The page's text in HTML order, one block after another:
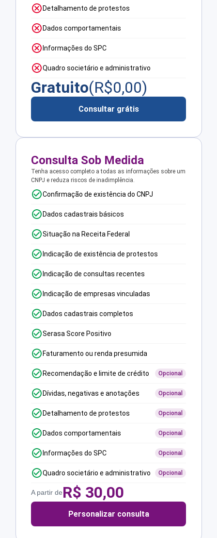
Detalhamento de protestos
Dados comportamentais
Informações do SPC
Quadro societário e administrativo
Gratuito(R$0,00)
Consultar grátis
Consulta Sob Medida
Tenha acesso completo a todas as informações sobre um
CNPJ e reduza riscos de inadimplência.
Confirmação de existência do CNPJ
Dados cadastrais básicos
Situação na Receita Federal
Indicação de existência de protestos
Indicação de consultas recentes
Indicação de empresas vinculadas
Dados cadastrais completos
Serasa Score Positivo
Faturamento ou renda presumida
Recomendação e limite de crédito Opcional
Dívidas, negativas e anotações Opcional
Detalhamento de protestos Opcional
Dados comportamentais Opcional
Informações do SPC Opcional
Quadro societário e administrativo Opcional
A partir deR$ 30,00
Personalizar consulta